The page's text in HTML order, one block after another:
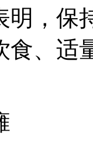
明，保
食、适